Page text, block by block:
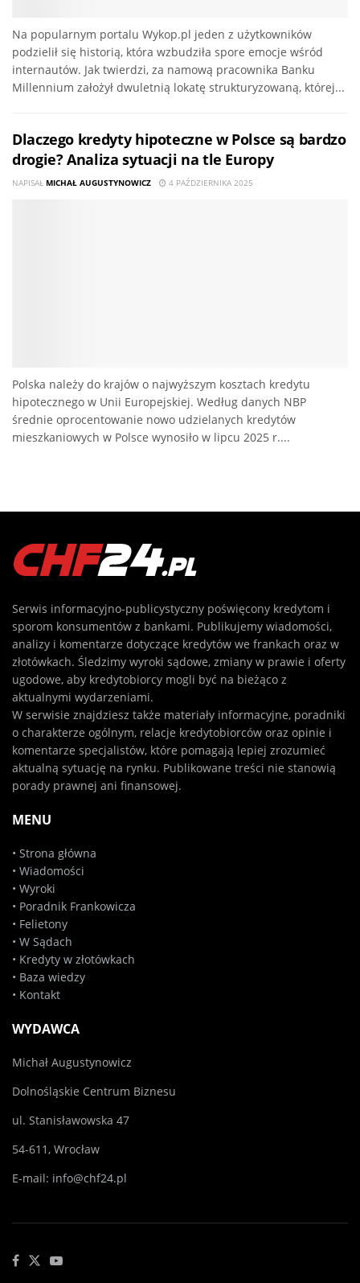
Na popularnym portalu Wykop.pl jeden z użytkowników
podzielił się historią, która wzbudziła spore emocje wśród
internautów. Jak twierdzi, za namową pracownika Banku
Millennium założył dwuletnią lokatę strukturyzowaną, której...
Dlaczego kredyty hipoteczne w Polsce są bardzo
drogie? Analiza sytuacji na tle Europy
NAPISAŁ MICHAŁ AUGUSTYNOWICZ 4 PAŹDZIERNIKA 2025
Polska należy do krajów o najwyższym kosztach kredytu
hipotecznego w Unii Europejskiej. Według danych NBP
średnie oprocentowanie nowo udzielanych kredytów
mieszkaniowych w Polsce wynosiło w lipcu 2025 r....
Serwis informacyjno-publicystyczny poświęcony kredytom i
sporom konsumentów z bankami. Publikujemy wiadomości,
analizy i komentarze dotyczące kredytów we frankach oraz w
złotówkach. Śledzimy wyroki sądowe, zmiany w prawie i oferty
ugodowe, aby kredytobiorcy mogli być na bieżąco z
aktualnymi wydarzeniami.
W serwisie znajdziesz także materiały informacyjne, poradniki
o charakterze ogólnym, relacje kredytobiorców oraz opinie i
komentarze specjalistów, które pomagają lepiej zrozumieć
aktualną sytuację na rynku. Publikowane treści nie stanowią
porady prawnej ani finansowej.
MENU
• Strona główna
• Wiadomości
• Wyroki
• Poradnik Frankowicza
• Felietony
• W Sądach
• Kredyty w złotówkach
• Baza wiedzy
• Kontakt
WYDAWCA
Michał Augustynowicz
Dolnośląskie Centrum Biznesu
ul. Stanisławowska 47
54-611, Wrocław
E-mail: info@chf24.pl